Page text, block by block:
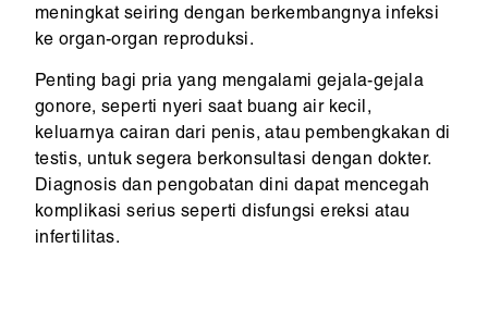
meningkat seiring dengan berkembangnya infeksi
ke organ-organ reproduksi.
Penting bagi pria yang mengalami gejala-gejala
gonore, seperti nyeri saat buang air kecil,
keluarnya cairan dari penis, atau pembengkakan di
testis, untuk segera berkonsultasi dengan dokter.
Diagnosis dan pengobatan dini dapat mencegah
komplikasi serius seperti disfungsi ereksi atau
infertilitas.